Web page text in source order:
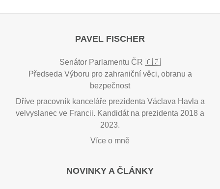
PAVEL FISCHER
Senátor Parlamentu ČR 🇨🇿
Předseda Výboru pro zahraniční věci, obranu a
bezpečnost
Dříve pracovník kanceláře prezidenta Václava Havla a
velvyslanec ve Francii. Kandidát na prezidenta 2018 a
2023.
Více o mně
NOVINKY A ČLÁNKY